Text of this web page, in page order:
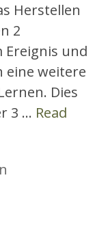
Herstellen
2
Ereignis und
eine weitere
Dies
3 … Read